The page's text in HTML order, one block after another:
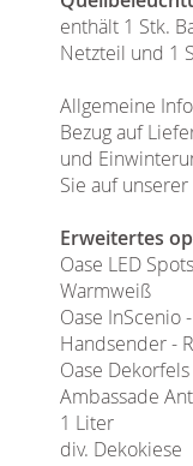
enthält 1 Stk.
Netzteil und 1
Allgemeine
Bezug auf
und
Sie auf unserer
Erweitertes
Oase LED
Warmweiß
Oase InScenio
Handsender -
Oase
Ambassade
1 Liter
div. Dekokiese